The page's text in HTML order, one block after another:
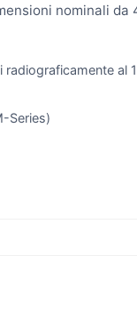
nominali da
al
Series)